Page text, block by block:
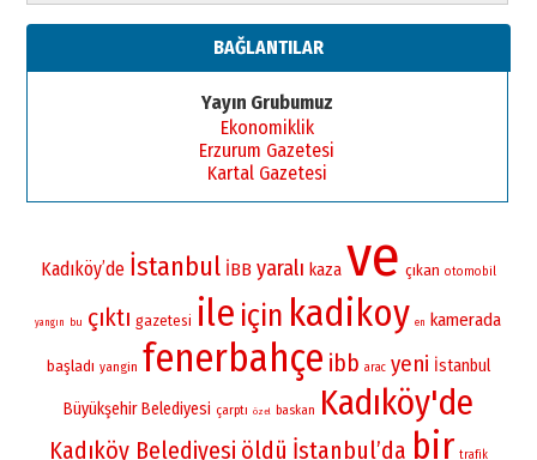
BAĞLANTILAR
Yayın Grubumuz
Ekonomiklik
Erzurum Gazetesi
Kartal Gazetesi
Kadıköy’de İstanbul İBB yaralı kaza ve çıkan otomobil
yangın bu çıktı gazetesi ile için kadikoy en kamerada
başladı yangin fenerbahçe ibb arac yeni İstanbul
Büyükşehir Belediyesi çarptı özel baskan Kadıköy'de
Kadıköy Belediyesi öldü İstanbul’da bir trafik